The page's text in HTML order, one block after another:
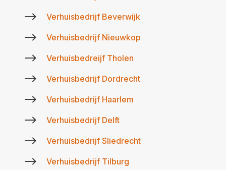
$ Verhuisbedrijf Beverwijk
$ Verhuisbedrijf Nieuwkop
$ Verhuisbedreijf Tholen
$ Verhuisbedrijf Dordrecht
$ Verhuisbedrijf Haarlem
$ Verhuisbedrijf Delft
$ Verhuisbedrijf Sliedrecht
$ Verhuisbedrijf Tilburg